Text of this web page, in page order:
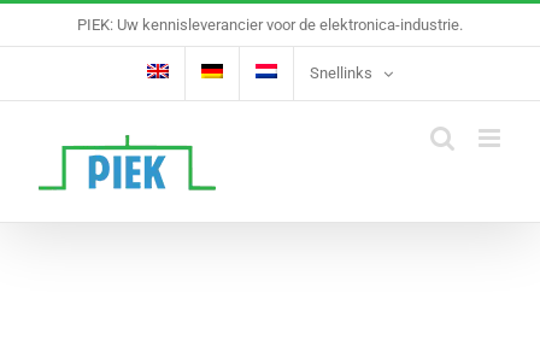
naar
PIEK: Uw kennisleverancier voor de elektronica-industrie.
Snellinks